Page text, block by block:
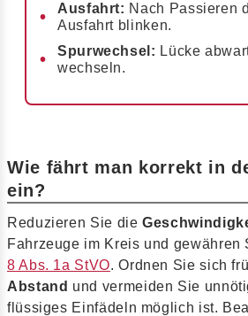
Ausfahrt: Nach Passieren
Ausfahrt blinken.
Spurwechsel: Lücke
wechseln.
Wie fährt man korrekt in
ein?
Reduzieren Sie die
Fahrzeuge im Kreis und
8 Abs. 1a StVO. Ordnen Sie sich
Abstand und vermeiden Sie
flüssiges Einfädeln möglich ist.